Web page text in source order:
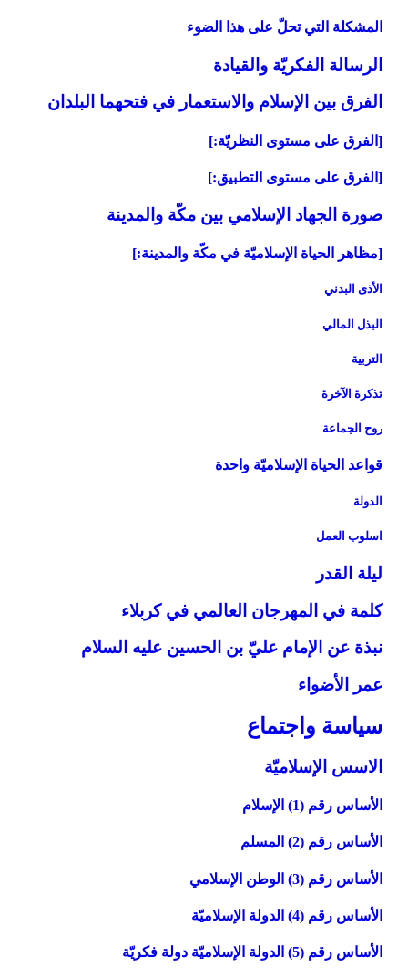
المشكلة التي تحلّ على هذا الضوء
الرسالة الفكريّة والقيادة
الفرق بين الإسلام والاستعمار في فتحهما البلدان
[الفرق على مستوى النظريّة:]
[الفرق على مستوى التطبيق:]
صورة الجهاد الإسلامي بين مكّة والمدينة
[مظاهر الحياة الإسلاميّة في مكّة والمدينة:]
الأذى البدني‏
البذل المالي‏
التربية
تذكرة الآخرة
روح الجماعة
قواعد الحياة الإسلاميّة واحدة
الدولة
اسلوب العمل‏
ليلة القدر
كلمة في المهرجان العالمي في كربلاء
نبذة عن الإمام عليّ بن الحسين عليه السلام
عمر الأضواء
سياسة واجتماع‏
الاسس الإسلاميّة
الأساس رقم (1) الإسلام‏
الأساس رقم (2) المسلم‏
الأساس رقم (3) الوطن الإسلامي‏
الأساس رقم (4) الدولة الإسلاميّة
الأساس رقم (5) الدولة الإسلاميّة دولة فكريّة